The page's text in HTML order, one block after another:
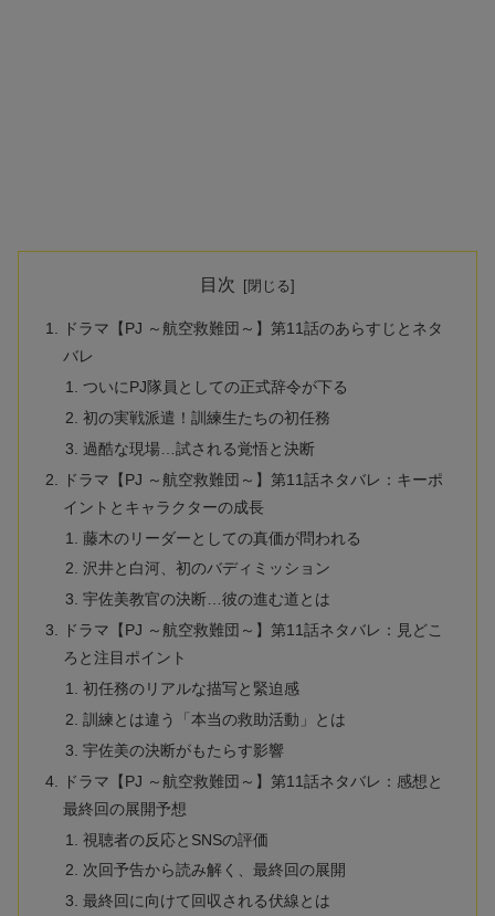
目次
ドラマ【PJ ～航空救難団～】第11話のあらすじとネタ
バレ
ついにPJ隊員としての正式辞令が下る
初の実戦派遣！訓練生たちの初任務
過酷な現場…試される覚悟と決断
ドラマ【PJ ～航空救難団～】第11話ネタバレ：キーポ
イントとキャラクターの成長
藤木のリーダーとしての真価が問われる
沢井と白河、初のバディミッション
宇佐美教官の決断…彼の進む道とは
ドラマ【PJ ～航空救難団～】第11話ネタバレ：見どこ
ろと注目ポイント
初任務のリアルな描写と緊迫感
訓練とは違う「本当の救助活動」とは
宇佐美の決断がもたらす影響
ドラマ【PJ ～航空救難団～】第11話ネタバレ：感想と
最終回の展開予想
視聴者の反応とSNSの評価
次回予告から読み解く、最終回の展開
最終回に向けて回収される伏線とは